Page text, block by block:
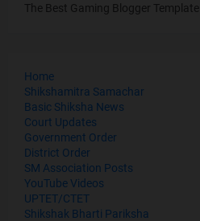
The Best Gaming Blogger Template
Home
Shikshamitra Samachar
Basic Shiksha News
Court Updates
Government Order
District Order
SM Association Posts
YouTube Videos
UPTET/CTET
Shikshak Bharti Pariksha